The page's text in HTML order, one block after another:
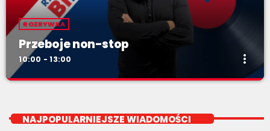
ROZRYWKA
Przeboje non-stop
10:00 - 13:00 more_vert
Najlepsze pasmo towarzyszące na Podbeskidziu! Konkursy,
akcje radiowe, rozmowy i oczywiście - starannie
NAJPOPULARNIEJSZE WIADOMOŚCI